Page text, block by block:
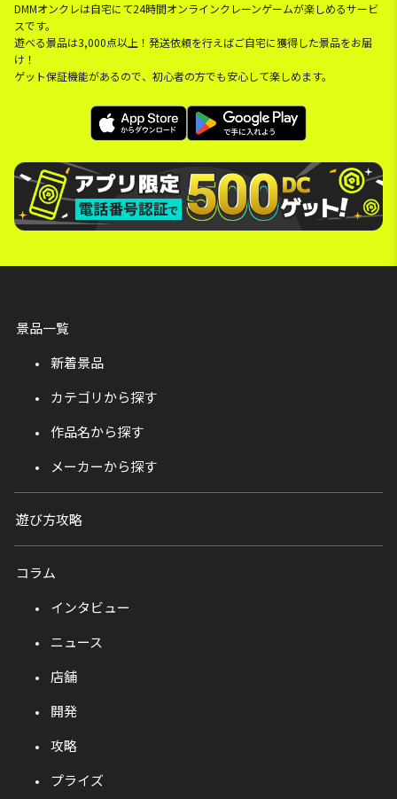
DMMオンクレは自宅にて24時間オンラインクレーンゲームが楽しめるサービ
スです。
遊べる景品は3,000点以上！発送依頼を行えばご自宅に獲得した景品をお届
け！
ゲット保証機能があるので、初心者の方でも安心して楽しめます。
景品一覧
新着景品
カテゴリから探す
作品名から探す
メーカーから探す
遊び方攻略
コラム
インタビュー
ニュース
店舗
開発
攻略
プライズ